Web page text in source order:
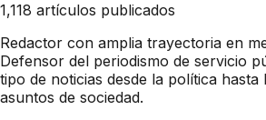
1,118 artículos publicados
Redactor con amplia trayectoria en
Defensor del periodismo de servicio
tipo de noticias desde la política
asuntos de sociedad.